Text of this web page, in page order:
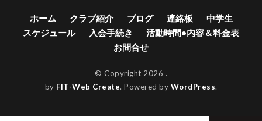
ホーム クラブ紹介 ブログ 連絡板
中学生
スケジュール
入会手続き
活動時間•内容＆料金表
お問合せ
© Copyright 2026 .
by FIT-Web Create. Powered by WordPress.